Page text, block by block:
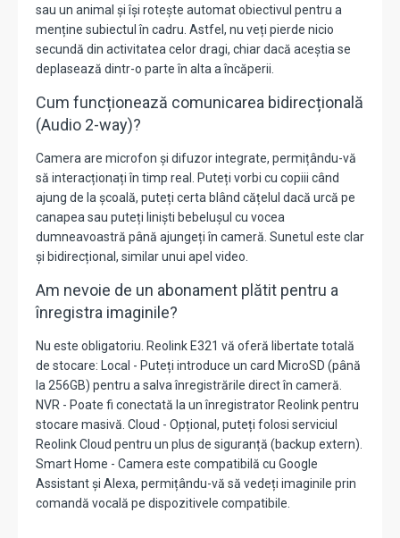
sau un animal și își rotește automat obiectivul pentru a
menține subiectul în cadru. Astfel, nu veți pierde nicio
secundă din activitatea celor dragi, chiar dacă aceștia se
deplasează dintr-o parte în alta a încăperii.
Cum funcționează comunicarea bidirecțională
(Audio 2-way)?
Camera are microfon și difuzor integrate, permițându-vă
să interacționați în timp real. Puteți vorbi cu copiii când
ajung de la școală, puteți certa blând cățelul dacă urcă pe
canapea sau puteți liniști bebelușul cu vocea
dumneavoastră până ajungeți în cameră. Sunetul este clar
și bidirecțional, similar unui apel video.
Am nevoie de un abonament plătit pentru a
înregistra imaginile?
Nu este obligatoriu. Reolink E321 vă oferă libertate totală
de stocare: Local - Puteți introduce un card MicroSD (până
la 256GB) pentru a salva înregistrările direct în cameră.
NVR - Poate fi conectată la un înregistrator Reolink pentru
stocare masivă. Cloud - Opțional, puteți folosi serviciul
Reolink Cloud pentru un plus de siguranță (backup extern).
Smart Home - Camera este compatibilă cu Google
Assistant și Alexa, permițându-vă să vedeți imaginile prin
comandă vocală pe dispozitivele compatibile.